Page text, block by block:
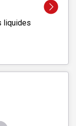
liquides